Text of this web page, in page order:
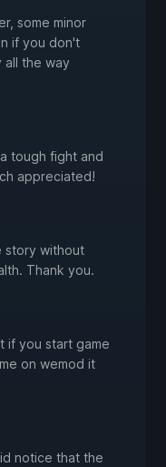
some minor
if you don't
all the way
tough fight and
appreciated!
story without
Thank you.
if you start game
on wemod it
notice that the